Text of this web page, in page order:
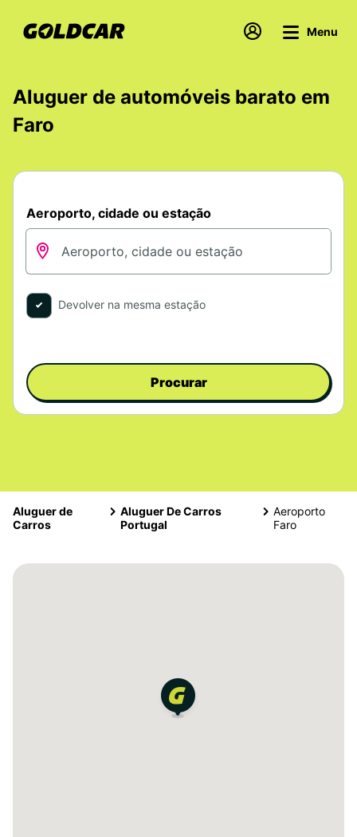
Menu
Aluguer de automóveis barato em
Faro
Aeroporto, cidade ou estação
Devolver na mesma estação
Procurar
Aluguer de
Carros
Aluguer De Carros
Portugal
Aeroporto
Faro